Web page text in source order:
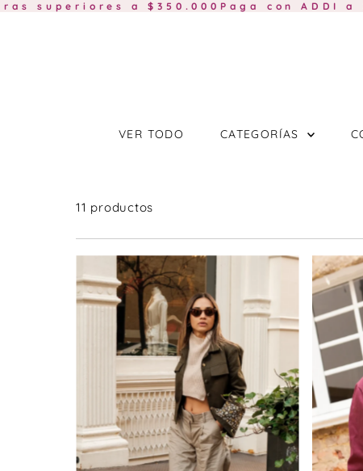
a $350.000Paga con ADDI a 0%
VER TODO CATEGORÍAS
11 productos